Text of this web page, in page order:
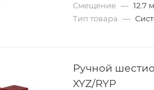
Смещение — 12.7
Тип товара —
Ручной
XYZ/RYP